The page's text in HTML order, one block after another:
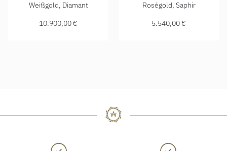
Weißgold, Diamant
10.900,00 €
Roségold, Saphir
5.540,00 €